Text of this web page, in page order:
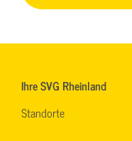
Ihre SVG Rheinland
Standorte